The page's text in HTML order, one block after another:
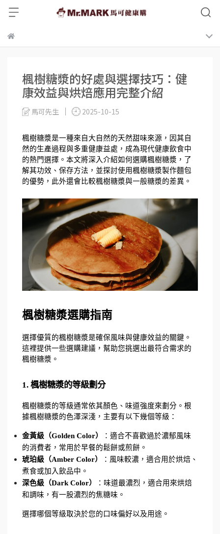
楓樹糖漿的好處與選擇技巧：健
康效益與烘焙應用完整介紹
馬可先生 2025-10-15
楓樹糖漿是一種來自大自然的天然甜味來源，因其自
然的生產過程與多重健康益處，成為現代健康飲食中
的熱門選擇。本文將深入介紹如何選購楓樹糖漿，了
解其功效、保存方法，並探討使用楓樹糖漿製作麵包
的優勢，此外還會比較楓樹糖漿與一般糖漿的差異。
楓樹糖漿選購指南
選擇優質的楓樹糖漿是確保風味與健康效益的關鍵。
這裡提供一些選購建議，幫助您挑選出最符合需求的
楓樹糖漿。
1. 楓樹糖漿的等級劃分
楓樹糖漿的等級通常依其顏色、味道強度來劃分。根
據楓樹糖漿的色澤深淺，主要有以下幾個等級：
金黃級（Golden Color）
：適合不喜歡過於濃郁風味
的消費者，常用於早餐的鬆餅或煎餅。
琥珀級（Amber Color）
：風味較濃，適合用於烘焙、
煮食或加入飲品中。
深色級（Dark Color）
：味道最濃烈，適合用來烘焙
和調味，有一股濃烈的焦糖味。
選擇哪個等級取決於您的口味偏好以及用途。